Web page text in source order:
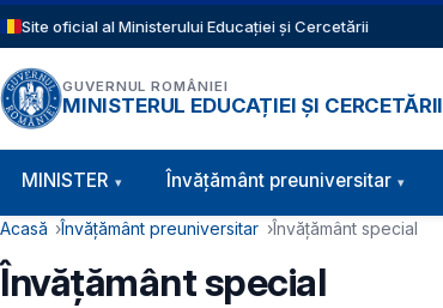
Sari la conținutul principal
Site oficial al Ministerului Educației și Cercetării
GUVERNUL ROMÂNIEI
MINISTERUL EDUCAȚIEI ȘI CERCETĂRII
Navigație principală
MINISTER Învăţământ preuniversitar
Cale de navigare
Acasă Învățământ preuniversitar Învățământ special
Învățământ special